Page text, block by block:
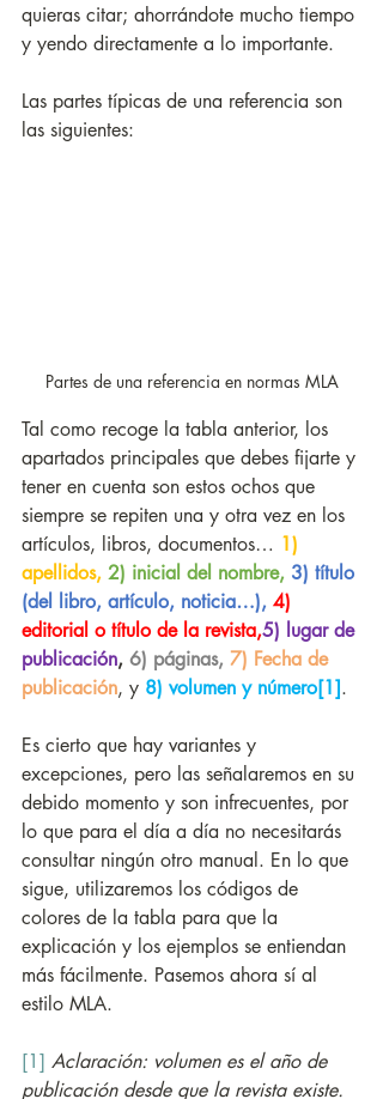
quieras citar; ahorrándote mucho tiempo
y yendo directamente a lo importante.
Las partes típicas de una referencia son
las siguientes:
Partes de una referencia en normas MLA
Tal como recoge la tabla anterior, los
apartados principales que debes fijarte y
tener en cuenta son estos ochos que
siempre se repiten una y otra vez en los
artículos, libros, documentos… 1)
apellidos, 2) inicial del nombre, 3) título
(del libro, artículo, noticia…), 4)
editorial o título de la revista,5) lugar de
publicación, 6) páginas, 7) Fecha de
publicación, y 8) volumen y número[1].
Es cierto que hay variantes y
excepciones, pero las señalaremos en su
debido momento y son infrecuentes, por
lo que para el día a día no necesitarás
consultar ningún otro manual. En lo que
sigue, utilizaremos los códigos de
colores de la tabla para que la
explicación y los ejemplos se entiendan
más fácilmente. Pasemos ahora sí al
estilo MLA.
[1] Aclaración: volumen es el año de
publicación desde que la revista existe.